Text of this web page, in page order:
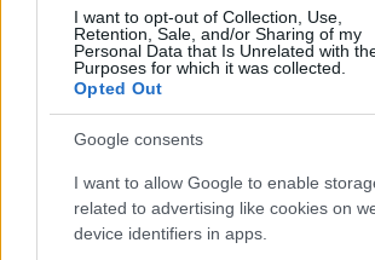
I want to opt-out of Collection, Use,
Retention, Sale, and/or Sharing of my
Personal Data that Is Unrelated with
Purposes for which it was collected.
Opted Out
Google consents
I want to allow Google to enable
related to advertising like cookies on
device identifiers in apps.
Η τελευταία θα αποτελείται από
1.2 Turbo των 100 και 130 ίππων, και
υβριδική με τον 1.2 Turbo 48V και το
των 28 ίππων(αποδίδει 136 ίππους και
τουρμπίνα μεταβλητής γεωμετρίας και
νέο αυτόματο κιβώτιο διπλού συμπλέκτη